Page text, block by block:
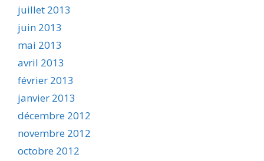
juillet 2013
juin 2013
mai 2013
avril 2013
février 2013
janvier 2013
décembre 2012
novembre 2012
octobre 2012